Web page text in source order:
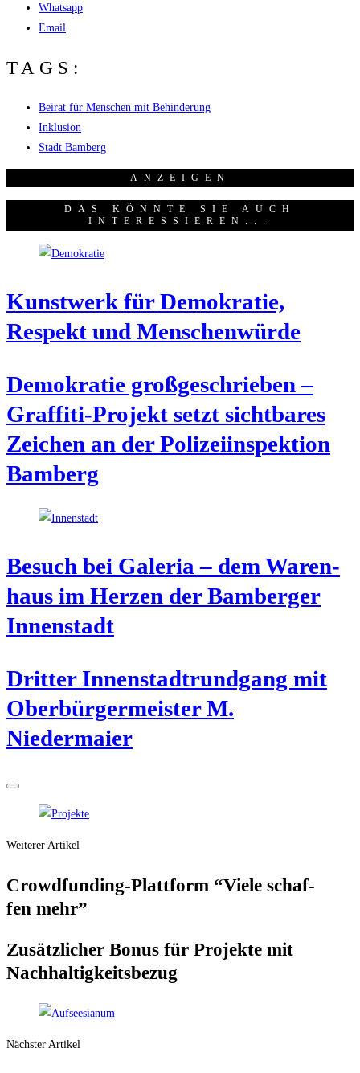
Whatsapp
Email
TAGS:
Beirat für Menschen mit Behinderung
Inklusion
Stadt Bamberg
ANZEI­GEN
DAS KÖNNTE SIE AUCH
INTERESSIEREN...
Kunst­werk für Demo­kra­tie,
Respekt und Menschenwürde
Demo­kra­tie groß­ge­schrie­ben –
Graf­fi­ti-Pro­jekt setzt sicht­ba­res
Zei­chen an der Poli­zei­in­spek­ti­on
Bamberg
Besuch bei Gale­ria – dem Waren­
haus im Her­zen der Bam­ber­ger
Innenstadt
Drit­ter Innen­stadt­rund­gang mit
Ober­bür­ger­meis­ter M.
Niedermaier
Weiterer Artikel
Crowd­fun­ding-Platt­form “Vie­le schaf­
fen mehr”
Zusätz­li­cher Bonus für Pro­jek­te mit
Nachhaltigkeitsbezug
Nächster Artikel